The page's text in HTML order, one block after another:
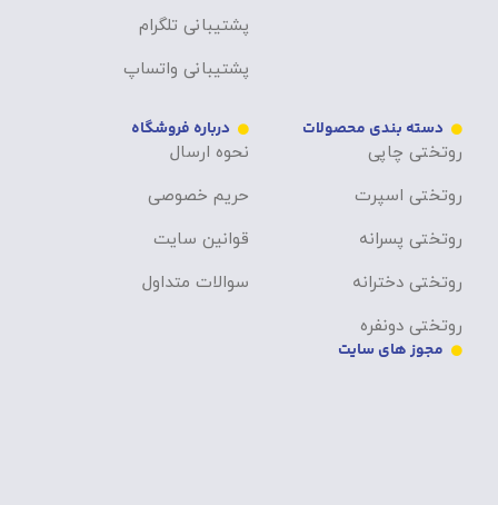
پشتیبانی تلگرام
پشتیبانی واتساپ
دسته بندی محصولات
روتختی چاپی
روتختی اسپرت
روتختی پسرانه
روتختی دخترانه
روتختی دونفره
درباره فروشگاه
نحوه ارسال
حریم خصوصی
قوانین سایت
سوالات متداول
مجوز های سایت